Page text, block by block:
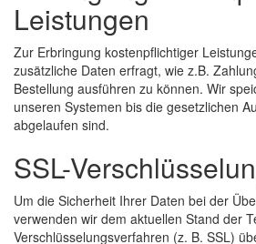
Leistungen
Zur Erbringung kostenpflichtiger
zusätzliche Daten erfragt, wie z.B.
Bestellung ausführen zu können. Wir
unseren Systemen bis die gesetzlichen
abgelaufen sind.
SSL-
Um die Sicherheit Ihrer Daten bei der
verwenden wir dem aktuellen Stand der
Verschlüsselungsverfahren (z. B. SSL)